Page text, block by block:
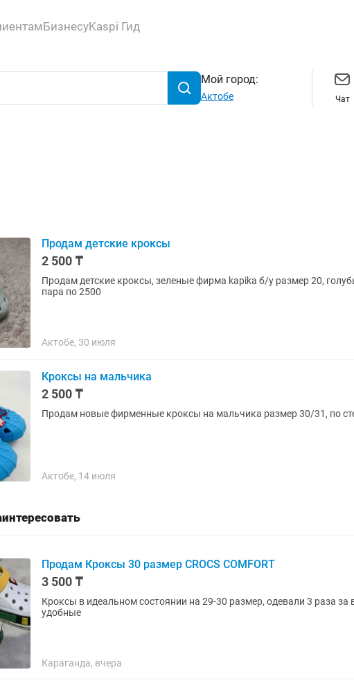
БизнесуKaspi Гид
Мой город:
Актобе Чат
Продам детские кроксы
2 500 ₸
Продам детские кроксы, зеленые фирма kapika б/у размер 20,
пара по 2500
Актобе, 30 июля
Кроксы на мальчика
2 500 ₸
Продам новые фирменные кроксы на мальчика размер 30/31, по
Актобе, 14 июля
Продам Кроксы 30 размер CROCS COMFORT
3 500 ₸
Кроксы в идеальном состоянии на 29-30 размер, одевали 3 раза за
удобные
Караганда, вчера